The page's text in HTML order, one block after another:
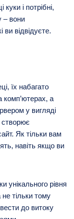
і потрібні,
– вони
ви відвідуєте.
їх набагато
комп’ютерах, а
у вигляді
створює
Як тільки вам
навіть якщо ви
унікального рівня
тільки тому
до витоку